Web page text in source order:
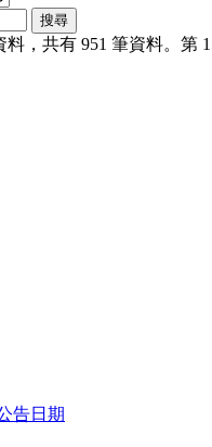
，共有 951 筆資料。第
告日期